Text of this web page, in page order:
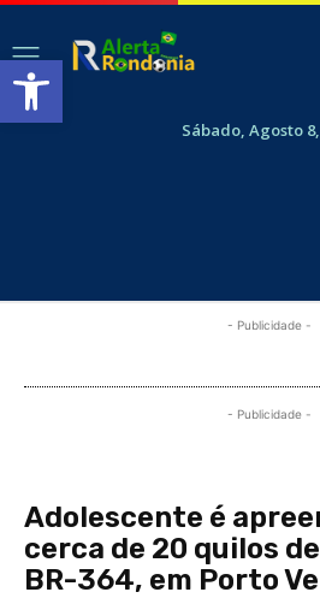
Abrir a barra de ferramentas
Sábado, Agosto
- Publicidade -
- Publicidade -
Adolescente é
cerca de 20 quilos
BR-364, em Porto